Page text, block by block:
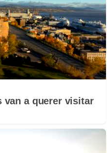
van a querer visitar